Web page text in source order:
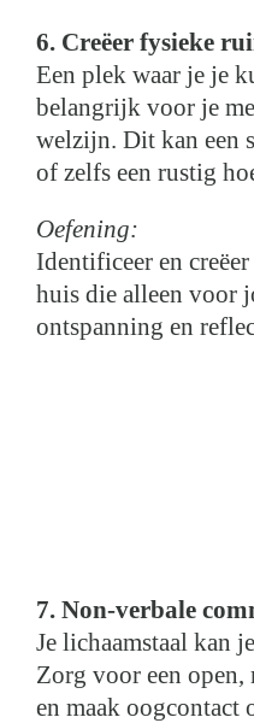
6. Creëer fysieke
Een plek waar je je
belangrijk voor je
welzijn. Dit kan een
of zelfs een rustig
Oefening:
Identificeer en
huis die alleen voor
ontspanning en
7. Non-verbale
Je lichaamstaal kan
Zorg voor een open,
en maak oogcontact